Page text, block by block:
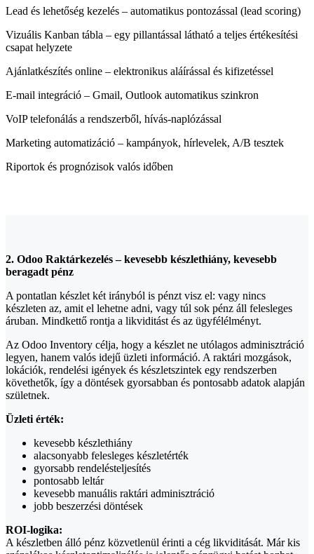
Lead és lehetőség kezelés – automatikus pontozással (lead scoring)
Vizuális Kanban tábla – egy pillantással látható a teljes értékesítési
csapat helyzete
Ajánlatkészítés online – elektronikus aláírással és kifizetéssel
E-mail integráció – Gmail, Outlook automatikus szinkron
VoIP telefonálás a rendszerből, hívás-naplózással
Marketing automatizáció – kampányok, hírlevelek, A/B tesztek
Riportok és prognózisok valós időben
2. Odoo Raktárkezelés – kevesebb készlethiány, kevesebb
beragadt pénz
A pontatlan készlet két irányból is pénzt visz el: vagy nincs
készleten az, amit el lehetne adni, vagy túl sok pénz áll felesleges
áruban. Mindkettő rontja a likviditást és az ügyfélélményt.
Az Odoo Inventory célja, hogy a készlet ne utólagos adminisztráció
legyen, hanem valós idejű üzleti információ. A raktári mozgások,
lokációk, rendelési igények és készletszintek egy rendszerben
követhetők, így a döntések gyorsabban és pontosabb adatok alapján
születnek.
Üzleti érték:
kevesebb készlethiány
alacsonyabb felesleges készletérték
gyorsabb rendelésteljesítés
pontosabb leltár
kevesebb manuális raktári adminisztráció
jobb beszerzési döntések
ROI-logika:
A készletben álló pénz közvetlenül érinti a cég likviditását. Már kis